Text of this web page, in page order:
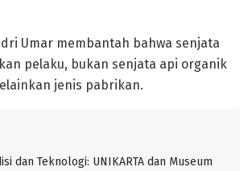
Umar membantah bahwa senjata
pelaku, bukan senjata api organik
jenis pabrikan.
dan Teknologi: UNIKARTA dan Museum